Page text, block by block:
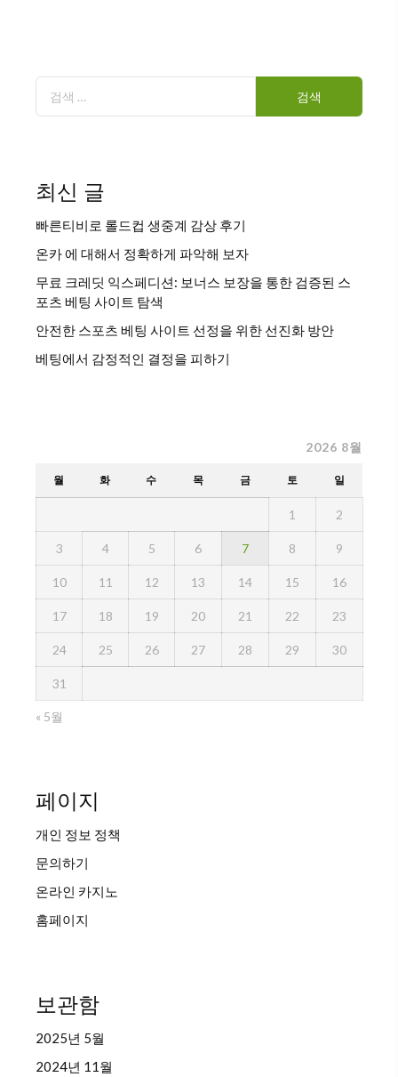
최신 글
빠른티비로 롤드컵 생중계 감상 후기
온카 에 대해서 정확하게 파악해 보자
무료 크레딧 익스페디션: 보너스 보장을 통한 검증된 스
포츠 베팅 사이트 탐색
안전한 스포츠 베팅 사이트 선정을 위한 선진화 방안
베팅에서 감정적인 결정을 피하기
2026 8월
월 화 수 목 금 토 일
1 2
3 4 5 6 7 8 9
10 11 12 13 14 15 16
17 18 19 20 21 22 23
24 25 26 27 28 29 30
31
« 5월
페이지
개인 정보 정책
문의하기
온라인 카지노
홈페이지
보관함
2025년 5월
2024년 11월